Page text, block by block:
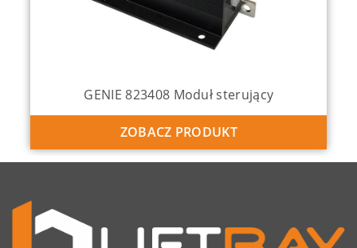
GENIE 137634 Joystick
ZOBACZ PRODUKT